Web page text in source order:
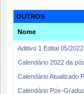
OUTROS
Nome
Aditivo 1 Edital 05/2022
Calendário 2022 da
Calendário Atualizado
Calendário Pós-